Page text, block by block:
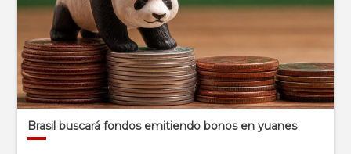
Brasil buscará fondos emitiendo bonos en yuanes